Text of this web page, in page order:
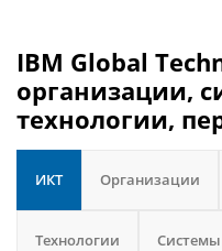
IBM Global
организации,
технологии,
ИКТ Организации
Технологии Системы